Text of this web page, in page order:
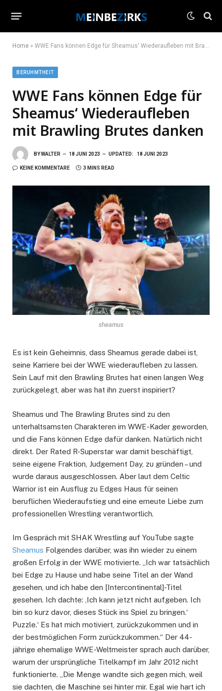
Home » WWE Fans können Edge für Sheamus‘ Wiederaufleben mit Brawling Brutes danken
BERUHMTHEIT
WWE Fans können Edge für
Sheamus‘ Wiederaufleben
mit Brawling Brutes danken
BYWALTER 18 JUNI 2023 UPDATED: 18 JUNI 2023
KEINE KOMMENTARE 3 MINS READ
sheamus
Es ist kein Geheimnis, dass Sheamus gerade dabei ist,
seine Karriere bei der WWE wiederaufleben zu lassen.
Sein Lauf mit den Brawling Brutes hat einen langen Weg
zurückgelegt, aber was hat ihn zuerst inspiriert?
Sheamus und The Brawling Brutes sind zu den
unterhaltsamsten Charakteren im WWE-Kader geworden,
und die Fans können Edge dafür danken. Natürlich nicht
direkt. Der Rated R-Superstar war damit beschäftigt,
seine eigene Fraktion, Judgement Day, zu gründen – und
wurde daraus ausgeschlossen. Aber laut dem Celtic
Warrior ist ein Ausflug zu Edges Haus für seinen
beruflichen Wiederaufstieg und eine erneute Liebe zum
professionellen Wrestling verantwortlich.
Im Gespräch mit SHAK Wrestling auf YouTube sagte
Sheamus Folgendes darüber, was ihn wieder zu einem
großen Erfolg in der WWE motivierte. „Ich war tatsächlich
bei Edge zu Hause und habe seine Titel an der Wand
gesehen, und ich habe den [Intercontinental]-Titel
gesehen. Ich dachte: ‚Ich kann jetzt nicht aufgeben. Ich
bin so kurz davor, dieses Stück ins Spiel zu bringen.‘
Puzzle.‘ Es hat mich motiviert, zurückzukommen und in
der bestmöglichen Form zurückzukommen.“ Der 44-
jährige ehemalige WWE-Weltmeister sprach auch darüber,
warum der ursprüngliche Titelkampf im Jahr 2012 nicht
funktionierte. „Die Menge wandte sich gegen mich, weil
sie dachten, die Maschine sei hinter mir. Egal wie hart ich